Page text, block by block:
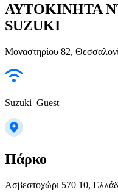
ΑΥΤΟΚΙΝΗΤΑ
SUZUKI
Μοναστηρίου 82,
Suzuki_Guest
Πάρκο
Ασβεστοχώρι 570 10,